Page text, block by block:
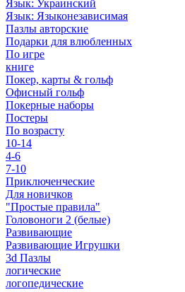
Язык: Украинский
Язык: Языконезависимая
Пазлы авторские
Подарки для влюбленных
По игре
книге
Покер, карты & гольф
Офисный гольф
Покерные наборы
Постеры
По возрасту
10-14
4-6
7-10
Приключенческие
Для новичков
"Простые правила"
Головоноги 2 (белые)
Развивающие
Развивающие Игрушки
3d Пазлы
логические
логопедические